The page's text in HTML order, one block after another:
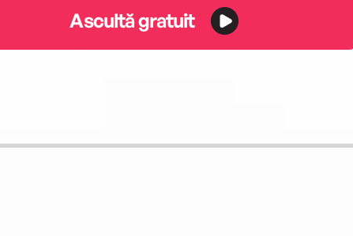
Ascultă gratuit